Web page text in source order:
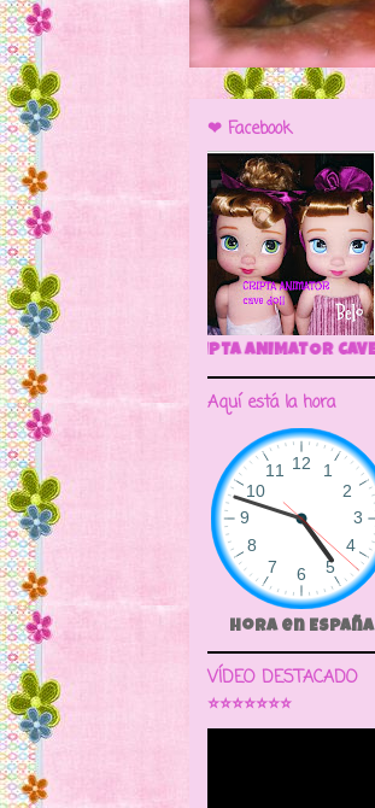
❤ Facebook
🌼CRIPTA ANIMATOR CAVE DOLL
Aquí está la hora
Hora en España
VÍDEO DESTACADO
⭐⭐⭐⭐⭐⭐⭐